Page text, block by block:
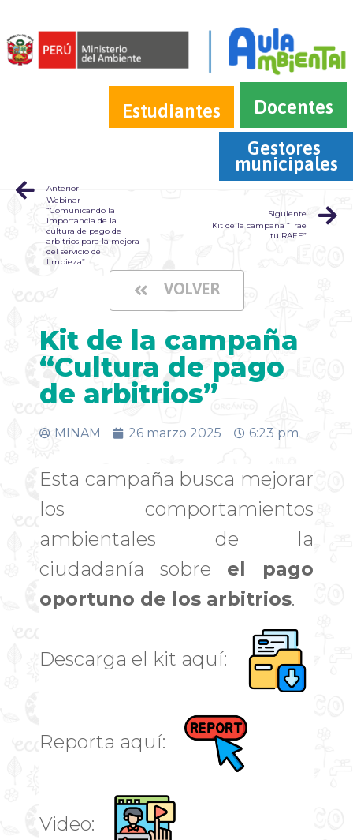
Estudiantes
Docentes
Gestores
municipales
Anterior
Webinar
“Comunicando la
importancia de la
cultura de pago de
arbitrios para la mejora
del servicio de
limpieza”
Siguiente
Kit de la campaña “Trae
tu RAEE”
VOLVER
Kit de la campaña
“Cultura de pago
de arbitrios”
MINAM 26 marzo 2025 6:23 pm
Esta campaña busca mejorar
los comportamientos
ambientales de la
ciudadanía sobre el pago
oportuno de los arbitrios.
Descarga el kit aquí:
Reporta aquí:
Video: